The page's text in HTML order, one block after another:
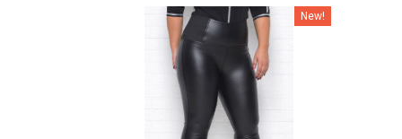
Наклейки Варіант з % New!